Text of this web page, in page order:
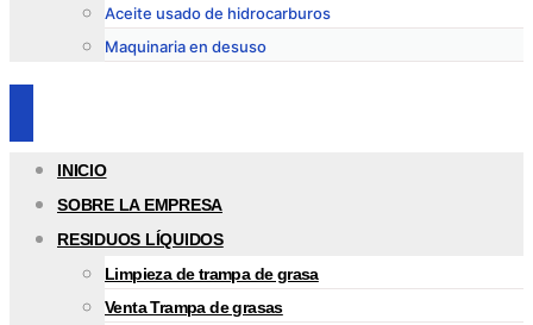
Aceite usado de hidrocarburos
Maquinaria en desuso
INICIO
SOBRE LA EMPRESA
RESIDUOS LÍQUIDOS
Limpieza de trampa de grasa
Venta Trampa de grasas